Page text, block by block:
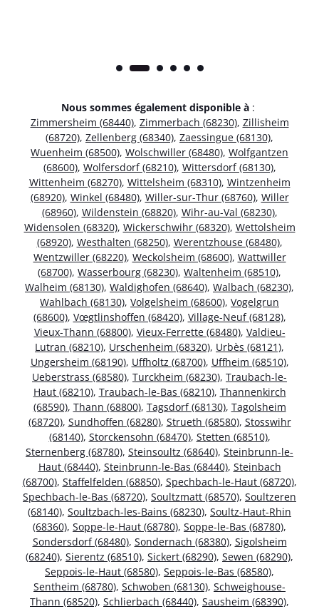
Nous sommes également disponible à :
Zimmersheim (68440), Zimmerbach (68230), Zillisheim
(68720), Zellenberg (68340), Zaessingue (68130),
Wuenheim (68500), Wolschwiller (68480), Wolfgantzen
(68600), Wolfersdorf (68210), Wittersdorf (68130),
Wittenheim (68270), Wittelsheim (68310), Wintzenheim
(68920), Winkel (68480), Willer-sur-Thur (68760), Willer
(68960), Wildenstein (68820), Wihr-au-Val (68230),
Widensolen (68320), Wickerschwihr (68320), Wettolsheim
(68920), Westhalten (68250), Werentzhouse (68480),
Wentzwiller (68220), Weckolsheim (68600), Wattwiller
(68700), Wasserbourg (68230), Waltenheim (68510),
Walheim (68130), Waldighofen (68640), Walbach (68230),
Wahlbach (68130), Volgelsheim (68600), Vogelgrun
(68600), Vœgtlinshoffen (68420), Village-Neuf (68128),
Vieux-Thann (68800), Vieux-Ferrette (68480), Valdieu-
Lutran (68210), Urschenheim (68320), Urbès (68121),
Ungersheim (68190), Uffholtz (68700), Uffheim (68510),
Ueberstrass (68580), Turckheim (68230), Traubach-le-
Haut (68210), Traubach-le-Bas (68210), Thannenkirch
(68590), Thann (68800), Tagsdorf (68130), Tagolsheim
(68720), Sundhoffen (68280), Strueth (68580), Stosswihr
(68140), Storckensohn (68470), Stetten (68510),
Sternenberg (68780), Steinsoultz (68640), Steinbrunn-le-
Haut (68440), Steinbrunn-le-Bas (68440), Steinbach
(68700), Staffelfelden (68850), Spechbach-le-Haut (68720),
Spechbach-le-Bas (68720), Soultzmatt (68570), Soultzeren
(68140), Soultzbach-les-Bains (68230), Soultz-Haut-Rhin
(68360), Soppe-le-Haut (68780), Soppe-le-Bas (68780),
Sondersdorf (68480), Sondernach (68380), Sigolsheim
(68240), Sierentz (68510), Sickert (68290), Sewen (68290),
Seppois-le-Haut (68580), Seppois-le-Bas (68580),
Sentheim (68780), Schwoben (68130), Schweighouse-
Thann (68520), Schlierbach (68440), Sausheim (68390),